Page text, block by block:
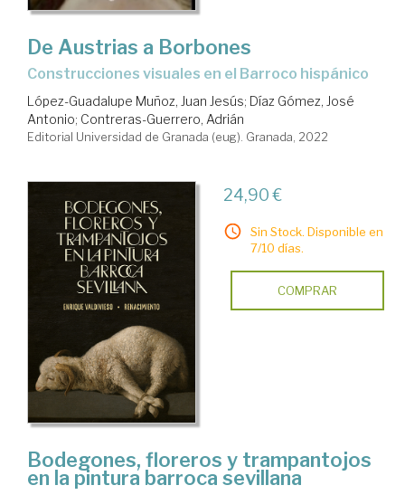
De Austrias a Borbones
construcciones visuales en el Barroco hispánico
López-Guadalupe Muñoz, Juan Jesús; Díaz Gómez, José
Antonio; Contreras-Guerrero, Adrián
Editorial Universidad de Granada (eug). Granada, 2022
24,90 €
Sin Stock. Disponible en
7/10 días.
COMPRAR
Bodegones, floreros y trampantojos
en la pintura barroca sevillana